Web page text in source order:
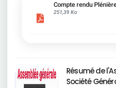
cadre du dialogue social.Bonne
Compte rendu
251,39 Ko
Résumé de
Société